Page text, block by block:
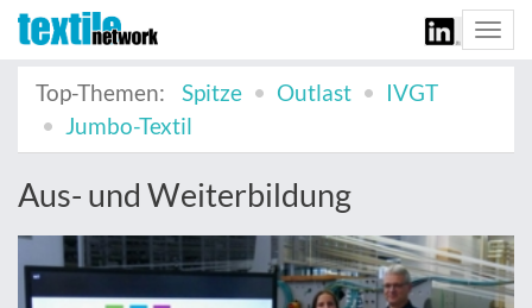
Top-Themen:
Spitze Outlast
IVGT
Jumbo-Textil
Aus- und Weiterbildung